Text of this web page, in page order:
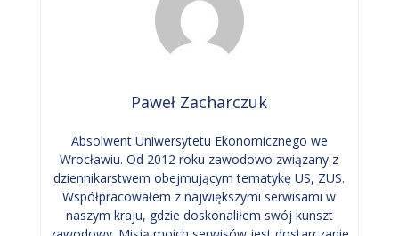
Paweł Zacharczuk
Absolwent Uniwersytetu Ekonomicznego we
Wrocławiu. Od 2012 roku zawodowo związany z
dziennikarstwem obejmującym tematykę US, ZUS.
Współpracowałem z największymi serwisami w
naszym kraju, gdzie doskonaliłem swój kunszt